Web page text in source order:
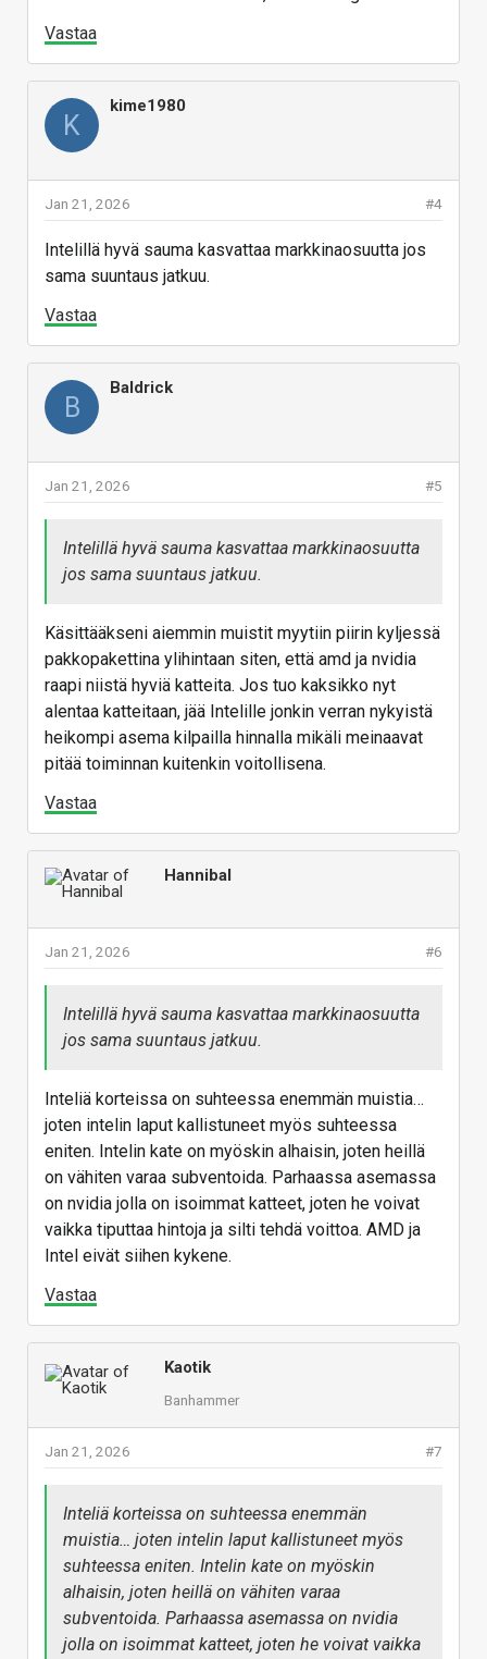
Vastaa
K
kime1980
#4
Jan 21, 2026
Intelillä hyvä sauma kasvattaa markkinaosuutta jos
sama suuntaus jatkuu.
Vastaa
B
Baldrick
#5
Jan 21, 2026
Intelillä hyvä sauma kasvattaa markkinaosuutta
jos sama suuntaus jatkuu.
Käsittääkseni aiemmin muistit myytiin piirin kyljessä
pakkopakettina ylihintaan siten, että amd ja nvidia
raapi niistä hyviä katteita. Jos tuo kaksikko nyt
alentaa katteitaan, jää Intelille jonkin verran nykyistä
heikompi asema kilpailla hinnalla mikäli meinaavat
pitää toiminnan kuitenkin voitollisena.
Vastaa
Hannibal
#6
Jan 21, 2026
Intelillä hyvä sauma kasvattaa markkinaosuutta
jos sama suuntaus jatkuu.
Inteliä korteissa on suhteessa enemmän muistia…
joten intelin laput kallistuneet myös suhteessa
eniten. Intelin kate on myöskin alhaisin, joten heillä
on vähiten varaa subventoida. Parhaassa asemassa
on nvidia jolla on isoimmat katteet, joten he voivat
vaikka tiputtaa hintoja ja silti tehdä voittoa. AMD ja
Intel eivät siihen kykene.
Vastaa
Kaotik
Banhammer
#7
Jan 21, 2026
Inteliä korteissa on suhteessa enemmän
muistia… joten intelin laput kallistuneet myös
suhteessa eniten. Intelin kate on myöskin
alhaisin, joten heillä on vähiten varaa
subventoida. Parhaassa asemassa on nvidia
jolla on isoimmat katteet, joten he voivat vaikka